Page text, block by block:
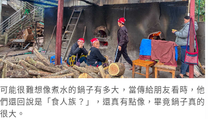
可能很難想像煮水的鍋子有多大，當傳給朋友看時，他
們還回說是「食人族？」，還真有點像，畢竟鍋子真的
很大。